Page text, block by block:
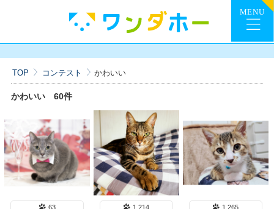
TOP コンテスト かわいい
かわいい 60件
63 1,214 1,265